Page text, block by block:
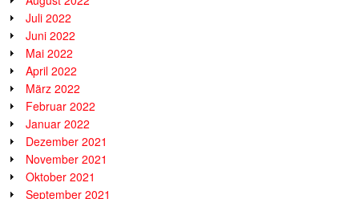
Juli 2022
Juni 2022
Mai 2022
April 2022
März 2022
Februar 2022
Januar 2022
Dezember 2021
November 2021
Oktober 2021
September 2021